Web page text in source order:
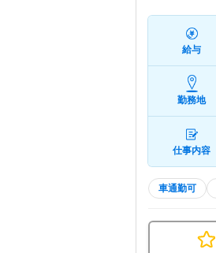
給与
勤務地
仕事内容
車通勤可